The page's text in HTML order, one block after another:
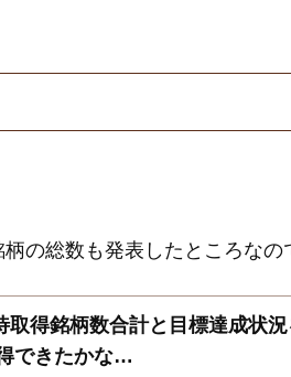
の総数も発表したところなの
取得銘柄数合計と目標達成状
できたかな…